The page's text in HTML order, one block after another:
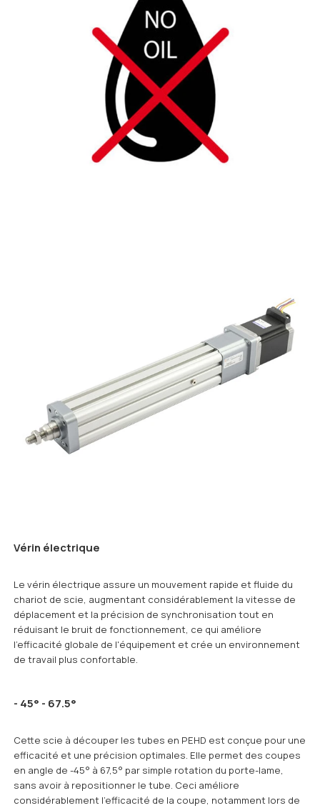
Vérin électrique
Le vérin électrique assure un mouvement rapide et fluide du
chariot de scie, augmentant considérablement la vitesse de
déplacement et la précision de synchronisation tout en
réduisant le bruit de fonctionnement, ce qui améliore
l'efficacité globale de l'équipement et crée un environnement
de travail plus confortable.
- 45° - 67.5°
Cette scie à découper les tubes en PEHD est conçue pour une
efficacité et une précision optimales. Elle permet des coupes
en angle de -45° à 67,5° par simple rotation du porte-lame,
sans avoir à repositionner le tube. Ceci améliore
considérablement l'efficacité de la coupe, notamment lors de